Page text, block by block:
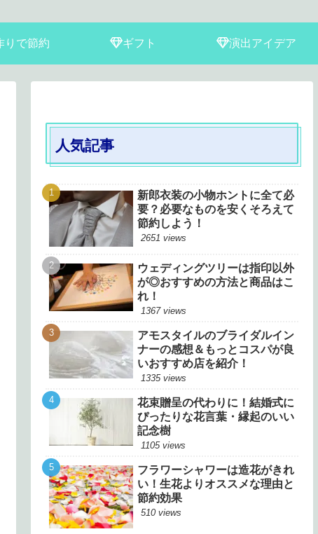
りで節約 ギフト 演出アイデア
人気記事
新郎衣装の小物ホントに全て必
要？必要なものを安くそろえて
節約しよう！
2651 views
ウェディングツリーは指印以外
が◎おすすめの方法と商品はこ
れ！
1367 views
アモスタイルのブライダルイン
ナーの感想＆もっとコスパが良
いおすすめ店を紹介！
1335 views
花束贈呈の代わりに！結婚式に
ぴったりな花言葉・縁起のいい
記念樹
1105 views
フラワーシャワーは造花がきれ
い！生花よりオススメな理由と
節約効果
510 views